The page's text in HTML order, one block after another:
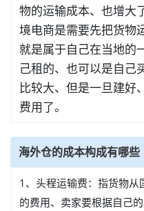
物的运输成本、也增大
境电商是需要先把货物
就是属于自己在当地的
己租的、也可以是自己
比较大、但是一旦建好
费用了。
海外仓的成本构成有哪些
1、头程运输费：指货物
的费用、卖家要根据自己